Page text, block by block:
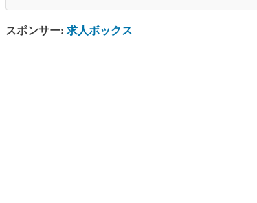
スポンサー: 求人ボックス